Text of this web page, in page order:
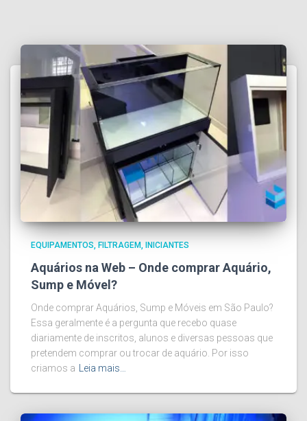
EQUIPAMENTOS FILTRAGEM INICIANTES
Aquários na Web – Onde comprar Aquário,
Sump e Móvel?
Onde comprar Aquários, Sump e Móveis em São Paulo?
Essa geralmente é a pergunta que recebo quase
diariamente de inscritos, alunos e diversas pessoas que
pretendem comprar ou trocar de aquário. Por isso
criamos a Leia mais…